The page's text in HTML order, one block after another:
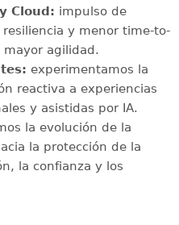
Cloud: impulso de
y menor time-to-
agilidad.
experimentamos la
reactiva a experiencias
y asistidas por IA.
la evolución de la
la protección de la
la confianza y los